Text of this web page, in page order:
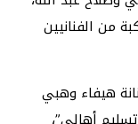
من الفنانيين
هيفاء وهبي